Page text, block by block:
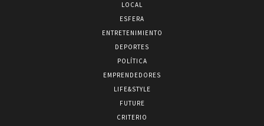
LOCAL
ESFERA
ENTRETENIMIENTO
DEPORTES
POLÍTICA
EMPRENDEDORES
LIFE&STYLE
FUTURE
CRITERIO